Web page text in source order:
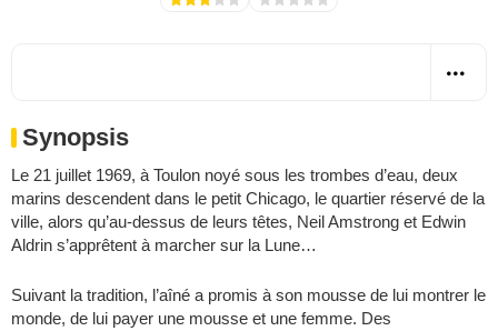
Synopsis
Le 21 juillet 1969, à Toulon noyé sous les trombes d’eau, deux
marins descendent dans le petit Chicago, le quartier réservé de la
ville, alors qu’au-dessus de leurs têtes, Neil Amstrong et Edwin
Aldrin s’apprêtent à marcher sur la Lune…
Suivant la tradition, l’aîné a promis à son mousse de lui montrer le
monde, de lui payer une mousse et une femme. Des